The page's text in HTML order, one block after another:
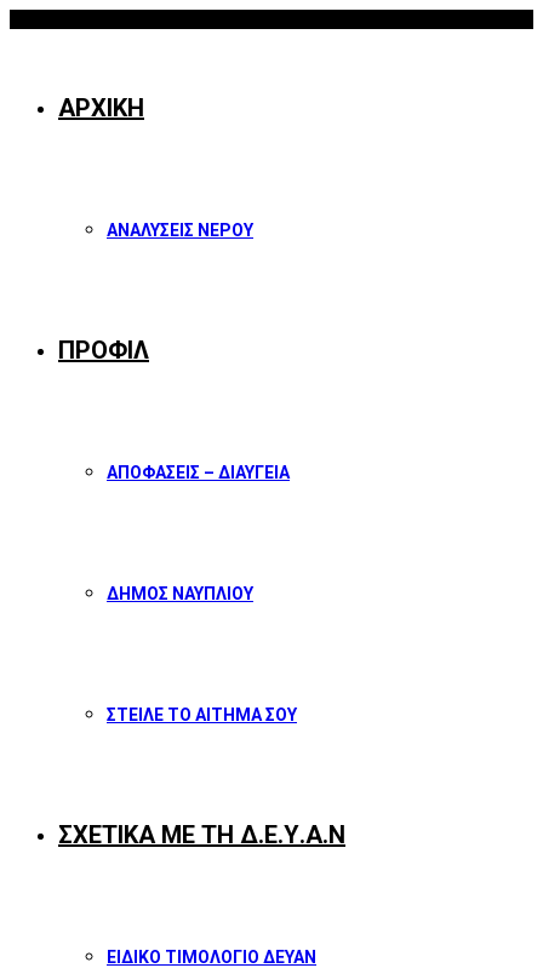
ΑΡΧΙΚΗ
ΑΝΑΛΥΣΕΙΣ ΝΕΡΟΥ
ΠΡΟΦΙΛ
ΑΠΟΦΑΣΕΙΣ – ΔΙΑΥΓΕΙΑ
ΔΗΜΟΣ ΝΑΥΠΛΙΟΥ
ΣΤΕΙΛΕ ΤΟ ΑΙΤΗΜΑ ΣΟΥ
ΣΧΕΤΙΚΑ ΜΕ ΤΗ Δ.Ε.Υ.Α.Ν
ΕΙΔΙΚΟ ΤΙΜΟΛΟΓΙΟ ΔΕΥΑΝ